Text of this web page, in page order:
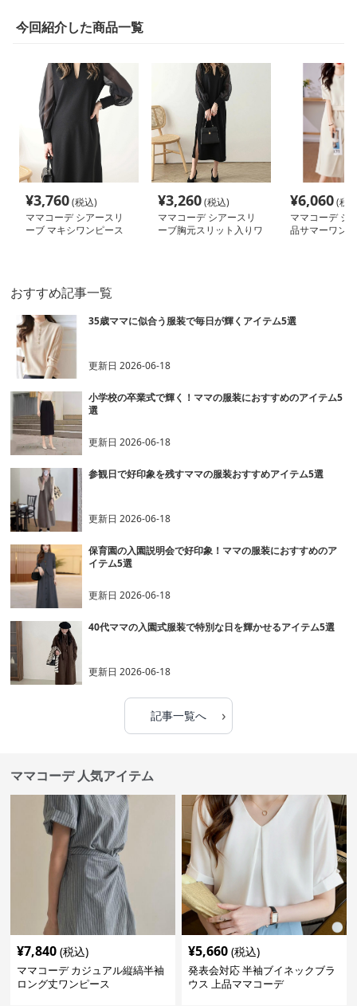
今回紹介した商品一覧
¥3,760(税込)
ママコーデ シアースリ
ーブ マキシワンピース
¥3,260(税込)
ママコーデ シアースリ
ーブ胸元スリット入りワ
¥6,060(税
ママコーデ シ
品サマーワン
おすすめ記事一覧
35歳ママに似合う服装で毎日が輝くアイテム5選
更新日2026-06-18
小学校の卒業式で輝く！ママの服装におすすめのアイテム5
選
更新日2026-06-18
参観日で好印象を残すママの服装おすすめアイテム5選
更新日2026-06-18
保育園の入園説明会で好印象！ママの服装におすすめのア
イテム5選
更新日2026-06-18
40代ママの入園式服装で特別な日を輝かせるアイテム5選
更新日2026-06-18
記事一覧へ ›
ママコーデ 人気アイテム
¥7,840 (税込)
ママコーデ カジュアル縦縞半袖
ロング丈ワンピース
¥5,660 (税込)
発表会対応 半袖ブイネックブラ
ウス 上品ママコーデ